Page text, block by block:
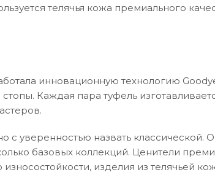
телячья кожа премиального
инновационную технологию
Каждая пара туфель
с уверенностью назвать классической.
базовых коллекций. Ценители
изделия из телячьей